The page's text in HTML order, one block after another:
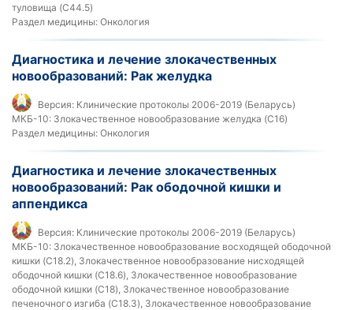
туловища (C44.5)
Раздел медицины: Онкология
Диагностика и лечение злокачественных
новообразований: Рак желудка
Версия: Клинические протоколы 2006-2019 (Беларусь)
МКБ-10: Злокачественное новообразование желудка (C16)
Раздел медицины: Онкология
Диагностика и лечение злокачественных
новообразований: Рак ободочной кишки и
аппендикса
Версия: Клинические протоколы 2006-2019 (Беларусь)
МКБ-10: Злокачественное новообразование восходящей ободочной
кишки (C18.2), Злокачественное новообразование нисходящей
ободочной кишки (C18.6), Злокачественное новообразование
ободочной кишки (C18), Злокачественное новообразование
печеночного изгиба (C18.3), Злокачественное новообразование